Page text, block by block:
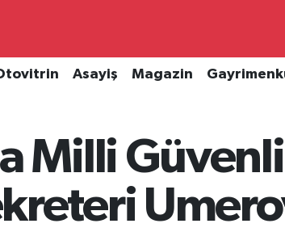
Asayiş Magazin
Milli